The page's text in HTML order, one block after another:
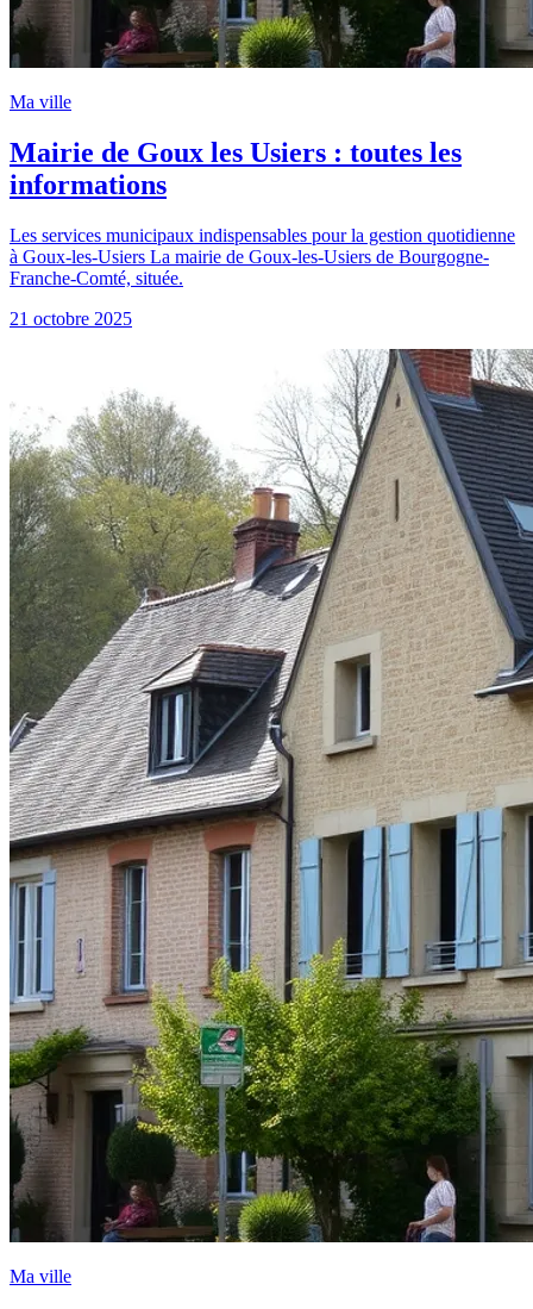
Ma ville
Mairie de Goux les Usiers : toutes les
informations
Les services municipaux indispensables pour la gestion quotidienne
à Goux-les-Usiers La mairie de Goux-les-Usiers de Bourgogne-
Franche-Comté, située.
21 octobre 2025
Ma ville